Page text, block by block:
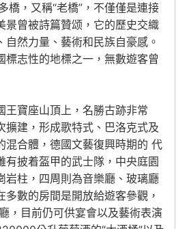
橋，又稱“老橋”，不僅僅是連接
景曾被詩篇贊颂，它的歷史交織
自然力量、藝術和民族自豪感。
標志性的地標之一，無數遊客曾
王寶座山頂上，名勝古跡非常
擴建，形成歌特式、巴洛克式及
混合體，德國文藝復興時期的 代
有披着盔甲的武士隊，中央庭園
岩柱，四周則為音樂廳、玻璃廳
多數的房間是開放給遊客參觀，
，目前仍可供宴會以及藝術表演